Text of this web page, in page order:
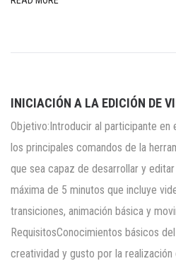
INICIACIÓN A LA EDICIÓN DE
Objetivo:Introducir al participante
los principales comandos de la
que sea capaz de desarrollar y
máxima de 5 minutos que incluye
transiciones, animación básica y
RequisitosConocimientos básicos
creatividad y gusto por la